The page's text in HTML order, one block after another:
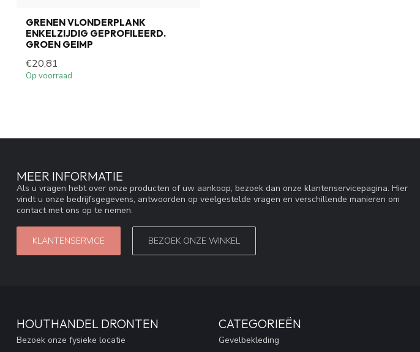
GRENEN VLONDERPLANK
ENKELZIJDIG GEPROFILEERD.
GROEN GEIMP
€20,81
Op voorraad
MEER INFORMATIE
Als u vragen hebt over onze producten of uw aankoop, bezoek dan onze klantenservicepagina. Hier
vindt u onze bedrijfsgegevens, antwoorden op veelgestelde vragen en verschillende manieren om
contact met ons op te nemen.
KLANTENSERVICE BEZOEK ONZE WINKEL
HOUTHANDEL DRONTEN
Bezoek onze fysieke locatie
CATEGORIEËN
Gevelbekleding